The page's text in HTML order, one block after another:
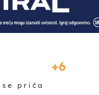
6
priča